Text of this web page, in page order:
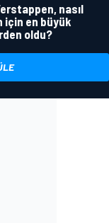
nasıl
için en büyük
oldu?